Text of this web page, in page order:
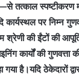
तत्काल स्पष्टीकरण
कार्यस्थल पर निम्न
की ईंटों की
कार्यों की गुणवत्ता
है।यदि ठेकेदारों